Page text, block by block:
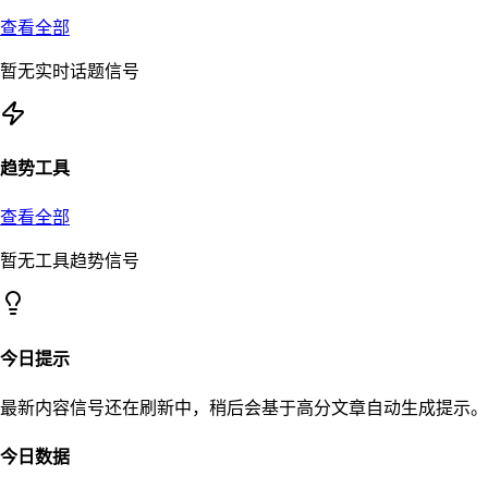
查看全部
暂无实时话题信号
趋势工具
查看全部
暂无工具趋势信号
今日提示
最新内容信号还在刷新中，稍后会基于高分文章自动生成提示。
今日数据